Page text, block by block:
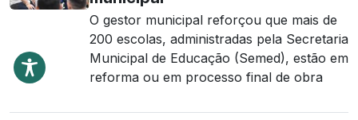
O gestor municipal reforçou que mais de
200 escolas, administradas pela Secretaria
Municipal de Educação (Semed), estão em
reforma ou em processo final de obra